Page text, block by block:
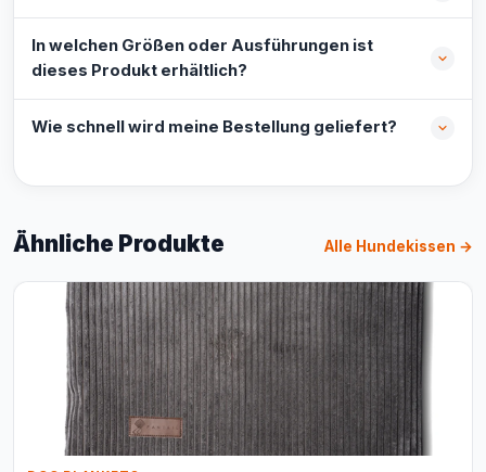
In welchen Größen oder Ausführungen ist
dieses Produkt erhältlich?
Wie schnell wird meine Bestellung geliefert?
Ähnliche Produkte Alle Hundekissen →